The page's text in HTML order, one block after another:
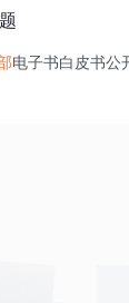
电子书白皮书公